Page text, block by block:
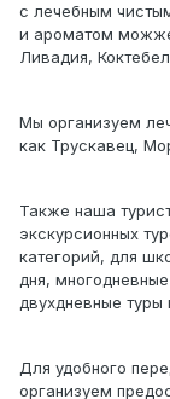
с лечебным
и ароматом
Ливадия,
Мы организуем
как Трускавец,
Также наша
экскурсионных
категорий, для
дня,
двухдневные
Для удобного
организуем